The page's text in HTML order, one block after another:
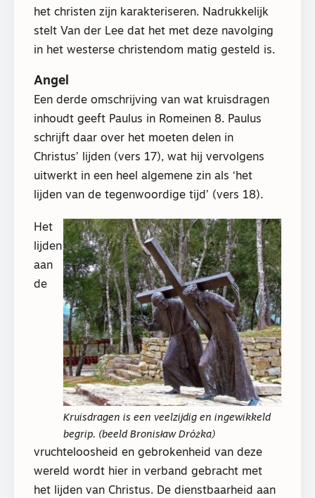
het christen zijn karakteriseren. Nadrukkelijk
stelt Van der Lee dat het met deze navolging
in het westerse christendom matig gesteld is.
Angel
Een derde omschrijving van wat kruisdragen
inhoudt geeft Paulus in Romeinen 8. Paulus
schrijft daar over het moeten delen in
Christus’ lijden (vers 17), wat hij vervolgens
uitwerkt in een heel algemene zin als ‘het
lijden van de tegenwoordige tijd’ (vers 18).
Kruisdragen is een veelzijdig en ingewikkeld
begrip. (beeld Bronisław Dróżka)
Het
lijden
aan
de
vruchteloosheid en gebrokenheid van deze
wereld wordt hier in verband gebracht met
het lijden van Christus. De dienstbaarheid aan